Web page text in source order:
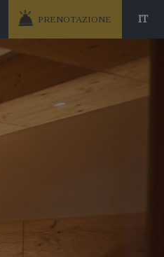
IT
PRENOTAZIONE